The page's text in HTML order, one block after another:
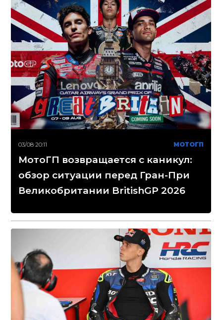
03/08 20:11 МОТОГП
МотоГП возвращается с каникул:
обзор ситуации перед Гран-При
Великобритании BritishGP 2026